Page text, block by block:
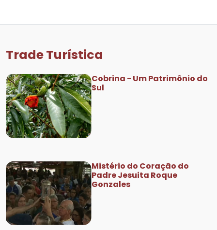
Trade Turística
Cobrina - Um Patrimônio do
Sul
Mistério do Coração do
Padre Jesuita Roque
Gonzales